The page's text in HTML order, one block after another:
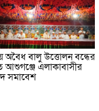
অবৈধ বালু উত্তোলন বন্ধের
আশুগঞ্জে এলাকাবাসীর
সমাবেশ